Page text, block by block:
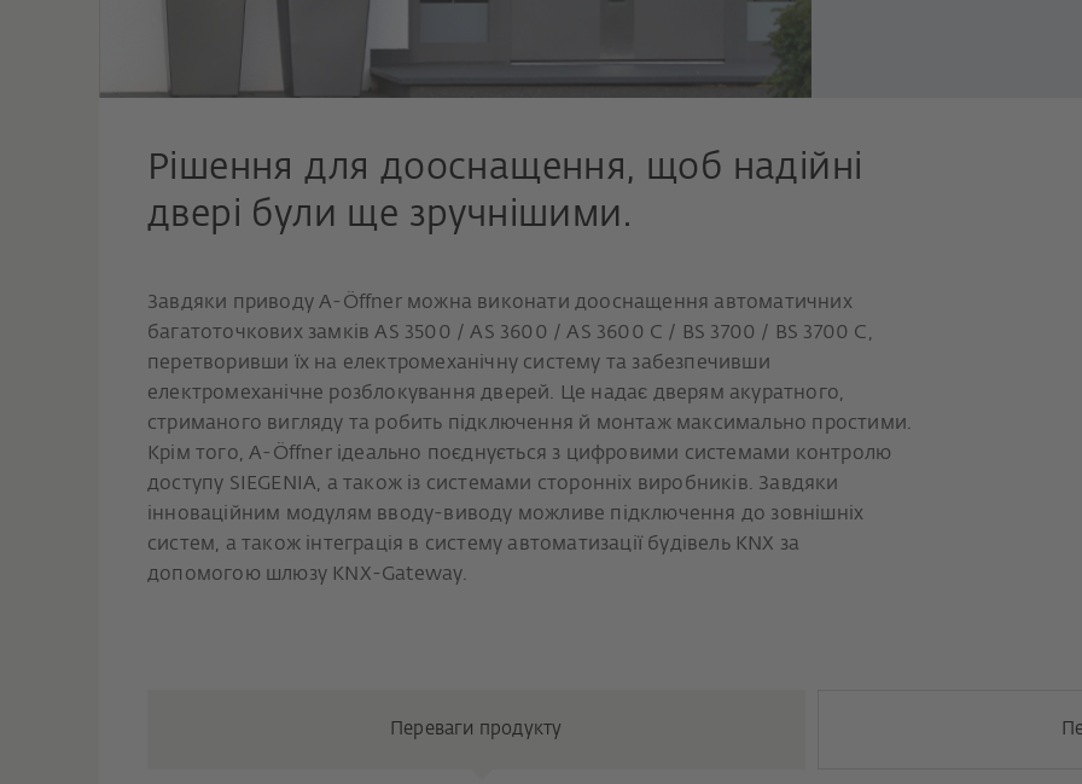
Рішення для дооснащення, щоб надійні
двері були ще зручнішими.
Завдяки приводу A-Öffner можна виконати дооснащення автоматичних
багатоточкових замків AS 3500 / AS 3600 / AS 3600 C / BS 3700 / BS 3700 C,
перетворивши їх на електромеханічну систему та забезпечивши
електромеханічне розблокування дверей. Це надає дверям акуратного,
стриманого вигляду та робить підключення й монтаж максимально простими.
Крім того, A-Öffner ідеально поєднується з цифровими системами контролю
доступу SIEGENIA, а також із системами сторонніх виробників. Завдяки
інноваційним модулям вводу-виводу можливе підключення до зовнішніх
систем, а також інтеграція в систему автоматизації будівель KNX за
допомогою шлюзу KNX-Gateway.
Переваги продукту